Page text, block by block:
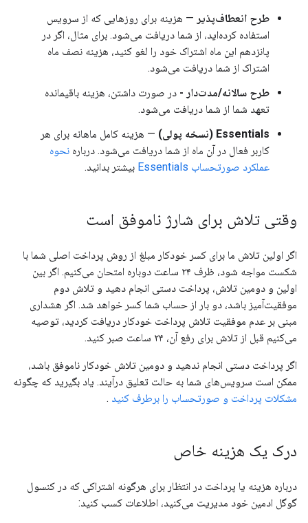
طرح انعطاف‌پذیر — هزینه برای روزهایی که از سرویس
استفاده کرده‌اید، از شما دریافت می‌شود. برای مثال، اگر در
پانزدهم این ماه اشتراک خود را لغو کنید، هزینه نصف ماه
اشتراک از شما دریافت می‌شود.
طرح سالانه/مدت‌دار - در صورت داشتن، هزینه باقیمانده
تعهد شما از شما دریافت می‌شود.
Essentials (نسخه پولی)
— هزینه کامل ماهانه برای هر
کاربر فعال در آن ماه از شما دریافت می‌شود. درباره نحوه
عملکرد صورتحساب Essentials
بیشتر بدانید.
وقتی تلاش برای شارژ ناموفق است
اگر اولین تلاش ما برای کسر خودکار مبلغ از روش پرداخت اصلی شما با
شکست مواجه شود، ظرف ۲۴ ساعت دوباره امتحان می‌کنیم. اگر بین
اولین و دومین تلاش، پرداخت دستی انجام دهید و تلاش دوم
موفقیت‌آمیز باشد، دو بار از حساب شما کسر خواهد شد. اگر هشداری
مبنی بر عدم موفقیت تلاش پرداخت خودکار دریافت کردید، توصیه
می‌کنیم قبل از تلاش برای رفع آن، ۲۴ ساعت صبر کنید.
اگر پرداخت دستی انجام ندهید و دومین تلاش خودکار ناموفق باشد،
ممکن است سرویس‌های شما به حالت تعلیق درآیند. یاد بگیرید که چگونه
مشکلات پرداخت و صورتحساب را برطرف کنید .
درک یک هزینه خاص
درباره هزینه یا پرداخت در انتظار برای هرگونه اشتراکی که در کنسول
گوگل ادمین خود مدیریت می‌کنید، اطلاعات کسب کنید: